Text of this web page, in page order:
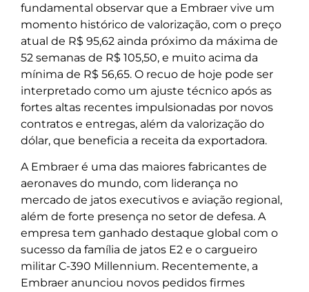
fundamental observar que a Embraer vive um
momento histórico de valorização, com o preço
atual de R$ 95,62 ainda próximo da máxima de
52 semanas de R$ 105,50, e muito acima da
mínima de R$ 56,65. O recuo de hoje pode ser
interpretado como um ajuste técnico após as
fortes altas recentes impulsionadas por novos
contratos e entregas, além da valorização do
dólar, que beneficia a receita da exportadora.
A Embraer é uma das maiores fabricantes de
aeronaves do mundo, com liderança no
mercado de jatos executivos e aviação regional,
além de forte presença no setor de defesa. A
empresa tem ganhado destaque global com o
sucesso da família de jatos E2 e o cargueiro
militar C-390 Millennium. Recentemente, a
Embraer anunciou novos pedidos firmes